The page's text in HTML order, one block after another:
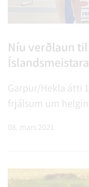
Níu verðlaun
Garpur/Hekla átti
frjálsum um
08. mars 2021